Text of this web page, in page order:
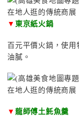
▼ 東京紙火鍋
百元平價火鍋，使
油膩。
▼ 龍師傅土魠魚羹